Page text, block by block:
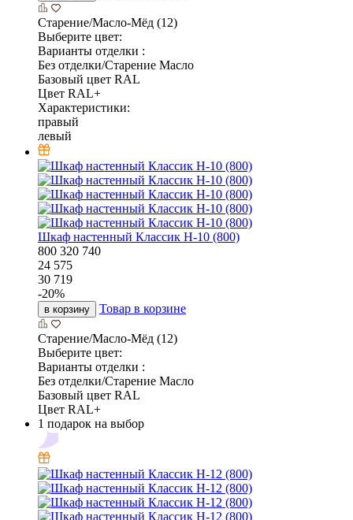
Старение/Масло-Мёд (12)
Выберите цвет:
Варианты отделки :
Без отделки/Старение Масло
Базовый цвет RAL
Цвет RAL+
Характеристики:
правый
левый
Шкаф настенный Классик Н-10 (800)
800 320 740
24 575
30 719
-20%
в корзину Товар в корзине
Старение/Масло-Мёд (12)
Выберите цвет:
Варианты отделки :
Без отделки/Старение Масло
Базовый цвет RAL
Цвет RAL+
1 подарок на выбор